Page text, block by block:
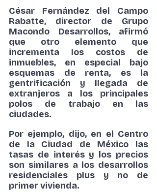
César Fernández del Campo
Rabatte, director de Grupo
Macondo Desarrollos, afirmó
que otro elemento que
incrementa los costos de
inmuebles, en especial bajo
esquemas de renta, es la
gentrificación y llegada de
extranjeros a los principales
polos de trabajo en las
ciudades.
Por ejemplo, dijo, en el Centro
de la Ciudad de México las
tasas de interés y los precios
son similares a los desarrollos
residenciales plus y no de
primer vivienda.